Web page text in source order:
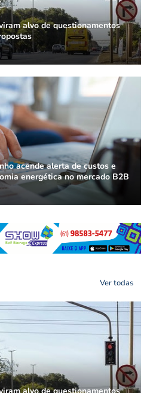
alvo de questionamentos
acende alerta de custos e
energética no mercado B2B
Ver todas